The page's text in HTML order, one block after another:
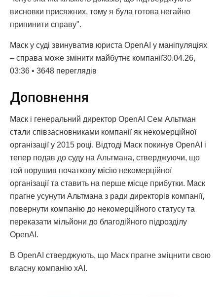
висновки присяжних, тому я була готова негайно
припинити справу".
Маск у суді звинуватив юриста OpenAI у маніпуляціях
– справа може змінити майбутнє компанії30.04.26,
03:36 • 3648 переглядiв
Доповнення
Маск і генеральний директор OpenAI Сем Альтман
стали співзасновниками компанії як некомерційної
організації у 2015 році. Відтоді Маск покинув OpenAI і
тепер подав до суду на Альтмана, стверджуючи, що
той порушив початкову місію некомерційної
організації та ставить на перше місце прибутки. Маск
прагне усунути Альтмана з ради директорів компанії,
повернути компанію до некомерційного статусу та
переказати мільйони до благодійного підрозділу
OpenAI.
В OpenAI стверджують, що Маск прагне зміцнити свою
власну компанію xAI.